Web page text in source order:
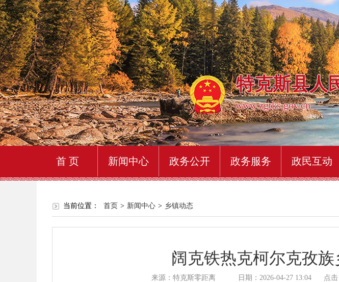
特克斯县人
www.zgtks.gov.cn
首 页 新闻中心 政务公开 政务服务 政民互动
当前位置： 首页 > 新闻中心 > 乡镇动态
阔克铁热克柯尔克孜
来源：特克斯零距离 日期：2026-04-27 13:04 点